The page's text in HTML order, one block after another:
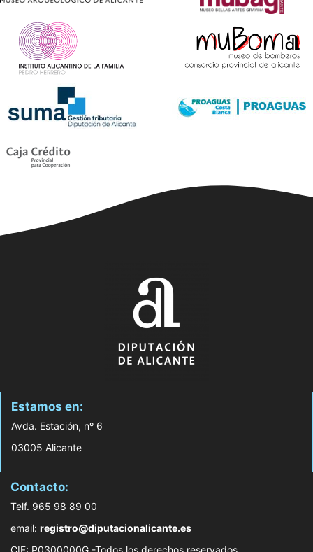
Estamos en:
Avda. Estación, nº 6
03005 Alicante
Contacto:
Telf. 965 98 89 00
email: registro@diputacionalicante.es
CIF: P0300000G -Todos los derechos reservados